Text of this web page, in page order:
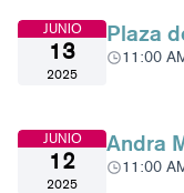
JUNIO
13
2025
Plaza
11:00
JUNIO
12
2025
Andra
11:00